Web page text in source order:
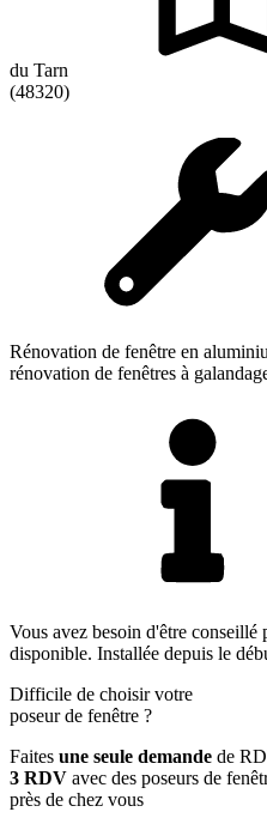
du Tarn
(48320)
Rénovation de fenêtre en
rénovation de fenêtres à
Vous avez besoin d'être conseillé
disponible. Installée depuis le
Difficile de choisir votre
poseur de fenêtre ?
Faites une seule demande de
3 RDV avec des poseurs de
près de chez vous